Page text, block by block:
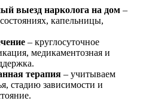
выезд нарколога на дом –
капельницы,
– круглосуточное
медикаментозная и
терапия – учитываем
стадию зависимости и